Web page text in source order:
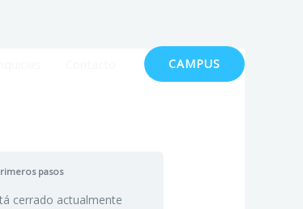
CAMPUS
pasos
cerrado actualmente